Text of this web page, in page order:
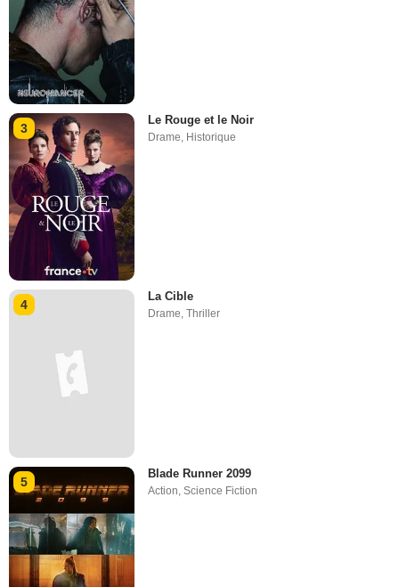
3
Le Rouge et le Noir
Drame, Historique
4
La Cible
Drame,Thriller
5
Blade Runner 2099
Action ,Science Fiction